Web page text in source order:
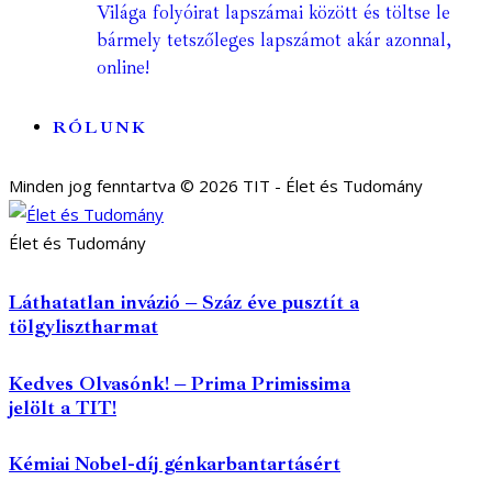
Világa folyóirat lapszámai között és töltse le
bármely tetszőleges lapszámot akár azonnal,
online!
RÓLUNK
Minden jog fenntartva © 2026 TIT - Élet és Tudomány
Élet és Tudomány
Láthatatlan invázió – Száz éve pusztít a
tölgylisztharmat
Kedves Olvasónk! – Prima Primissima
jelölt a TIT!
Kémiai Nobel-díj génkarbantartásért